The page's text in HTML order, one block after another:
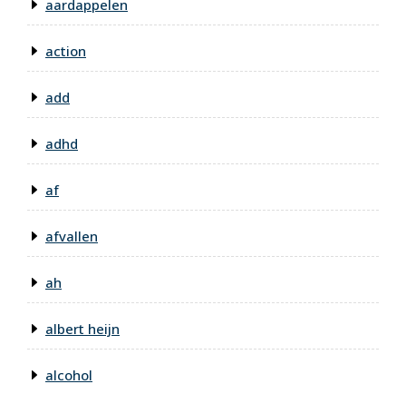
aardappelen
action
add
adhd
af
afvallen
ah
albert heijn
alcohol